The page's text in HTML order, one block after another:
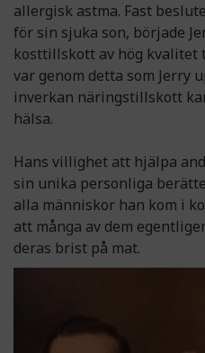
allergisk astma. Fast
för sin sjuka son, började
kosttillskott av hög kvalitet
var genom detta som Jerry
inverkan näringstillskott
hälsa.
Hans villighet att hjälpa
sin unika personliga
alla människor han kom i
att många av dem
deras brist på mat.